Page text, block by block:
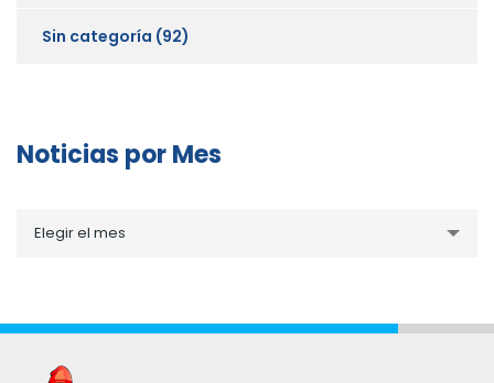
Sin categoría (92)
Noticias por Mes
porElegir el mes